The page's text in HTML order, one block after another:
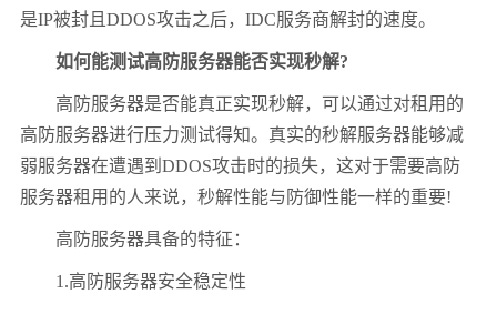
是IP被封且 DDOS攻击之后， IDC服务商解封的速度。
如何能测试高防服务器能否实现秒解?
高防服务器是否能真正实现秒解，可以通过对租用的
高防服务器进行压力测试得知。真实的秒解服务器能够减
弱服务器在遭遇到 DDOS攻击时的损失，这对于需要高防
服务器租用的人来说，秒解性能与防御性能一样的重要!
高防服务器具备的特征：
1.高防服务器安全稳定性